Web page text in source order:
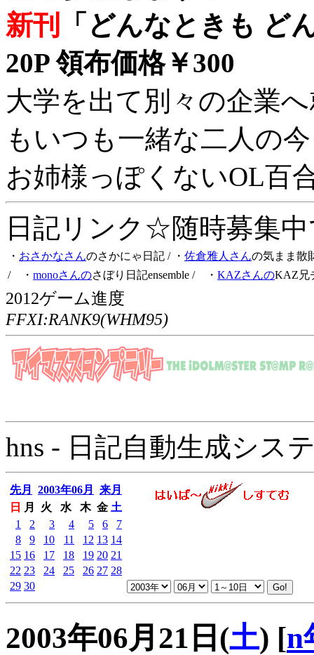
新刊
「どんなときも ど
20P 領布価格￥300
大学を出て別々の企業
もいつも一緒な二人の
お姉様っぽくないOL百
日記リンク☆随時募集
・ おさかなさんのさかにゃ日記 / ・ 佐倉雅人さんの気まま散
/ ・ monoさんのさぼり日記ensemble / ・ KAZさんのKAZ兄
2012ゲーム進度
FFXI:RANK9(WHM95)
hns - 日記自動生成シス
先月 2003年06月
来月
日
月 火 水 木 金 土
1
2 3 4 5 6
7
8
9 10 11 12 13 14
15 16 17 18 19 20 21
22 23 24 25 26 27 28
29 30
2003年06月21日(土) [n